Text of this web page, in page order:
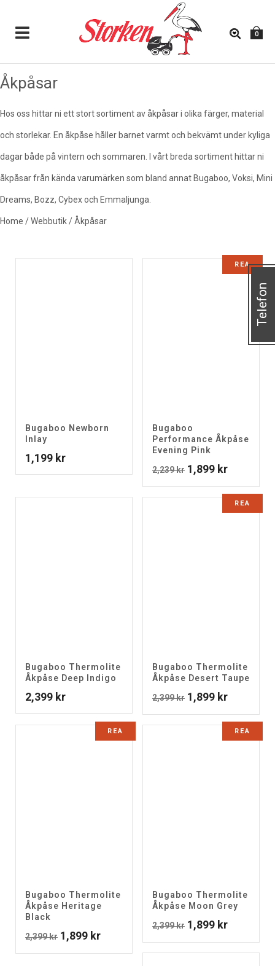
0
Åkpåsar
Hos oss hittar ni ett stort sortiment av åkpåsar i olika färger, material
och storlekar. En åkpåse håller barnet varmt och bekvämt under kyliga
dagar både på vintern och sommaren. I vårt breda sortiment hittar ni
åkpåsar från kända varumärken som bland annat Bugaboo, Voksi, Mini
Dreams, Bozz, Cybex och Emmaljunga.
Home /Webbutik/Åkpåsar
Hos oss hittar ni ett stort sortiment av
åkpåsar i olika
varmt och bekvämt under kyliga dagar både på vintern
och sommaren. I vårt breda sortiment hittar ni åkpåsar
från kända varumärken som bland annat Bugaboo, Voksi,
Bugaboo Newborn
Inlay
1,199 kr
REA
Bugaboo
Performance Åkpåse
Evening Pink
2,239kr Det
priset
1,899 krDet
priset
är:
Bugaboo Thermolite
Åkpåse Deep Indigo
2,399 kr
REA
Bugaboo Thermolite
Åkpåse Desert Taupe
2,399kr Det
priset
1,899 krDet
priset
är:
REA
Bugaboo Thermolite
Åkpåse Heritage
Black
2,399kr Det
1,899 krDet
REA
Bugaboo Thermolite
Åkpåse Moon Grey
2,399kr Det
priset
1,899 krDet
priset
Telefon